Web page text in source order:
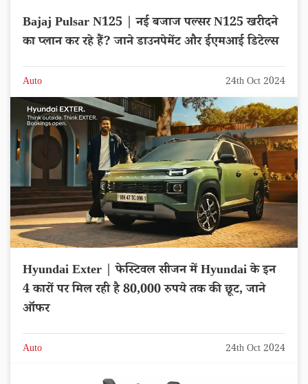
Bajaj Pulsar N125 | नई बजाज पल्सर N125 खरीदने
का प्लान कर रहे हैं? जाने डाउनपेमेंट और ईएमआई डिटेल्स
Auto 24th Oct 2024
Hyundai Exter | फेस्टिवल सीजन में Hyundai के इन
4 कारों पर मिल रही है 80,000 रुपये तक की छूट, जाने
ऑफर
Auto 24th Oct 2024